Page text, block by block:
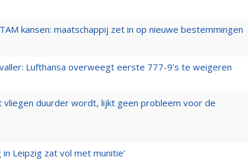
kansen: maatschappij zet in op nieuwe bestemmingen
Lufthansa overweegt eerste 777-9’s te weigeren
vliegen duurder wordt, lijkt geen probleem voor de
Leipzig zat vol met munitie'